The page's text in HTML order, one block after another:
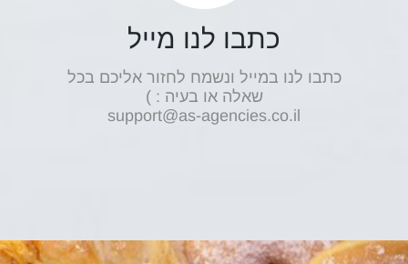
כתבו לנו מייל
כתבו לנו במייל ונשמח לחזור אליכם בכל
שאלה או בעיה : )
support@as-agencies.co.il